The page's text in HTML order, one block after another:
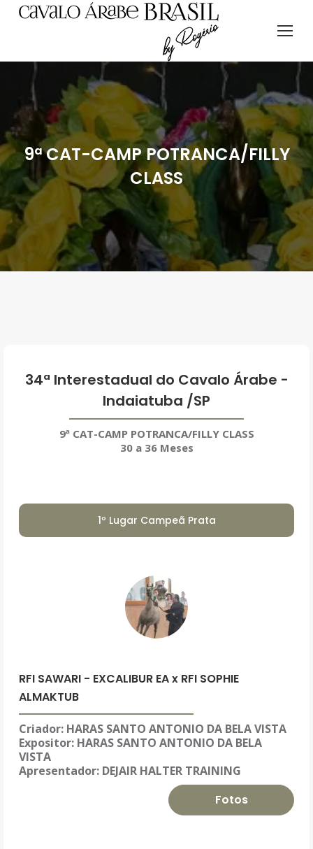
9ª CAT-CAMP POTRANCA/FILLY
CLASS
34ª Interestadual do Cavalo Árabe -
Indaiatuba /SP
9ª CAT-CAMP POTRANCA/FILLY CLASS
30 a 36 Meses
1º Lugar Campeã Prata
RFI SAWARI - EXCALIBUR EA x RFI SOPHIE
ALMAKTUB
Criador: HARAS SANTO ANTONIO DA BELA VISTA
Expositor: HARAS SANTO ANTONIO DA BELA
VISTA
Apresentador: DEJAIR HALTER TRAINING
Fotos